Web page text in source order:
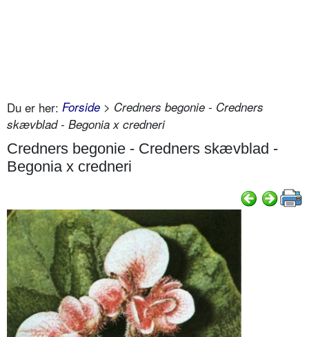
Du er her: Forside > Credners begonie - Credners
skævblad - Begonia x credneri
Credners begonie - Credners skævblad -
Begonia x credneri